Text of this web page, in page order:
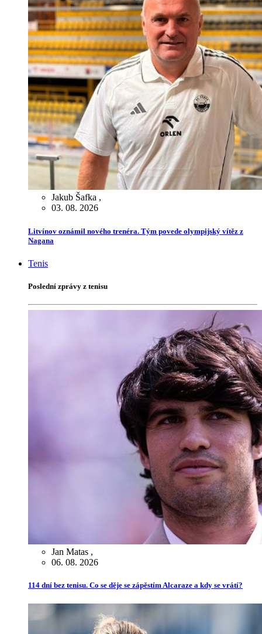
Jakub Šafka ,
03. 08. 2026
Litvínov oznámil nového trenéra. Tým povede olympijský vítěz z
Nagana
Tenis
Poslední zprávy z tenisu
Jan Matas ,
06. 08. 2026
114 dní bez tenisu. Co se děje se zápěstím Alcaraze a kdy se vrátí?